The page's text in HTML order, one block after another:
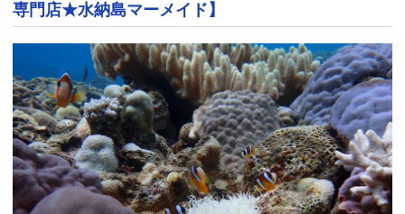
専門店★水納島マーメイド】